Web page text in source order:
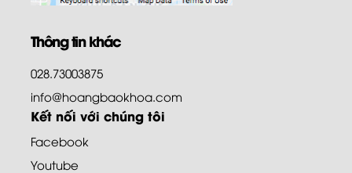
Thông tin khác
028.73003875
info@hoangbaokhoa.com
Kết nối với chúng tôi
Facebook
Youtube